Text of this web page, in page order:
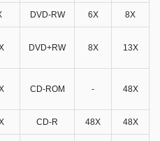
DVD-RW 6X 8X
DVD+RW 8X 13X
CD-ROM - 48X
CD-R 48X 48X